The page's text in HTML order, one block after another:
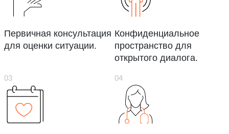
Первичная консультация
для оценки ситуации.
Конфиденциальное
пространство для
открытого диалога.